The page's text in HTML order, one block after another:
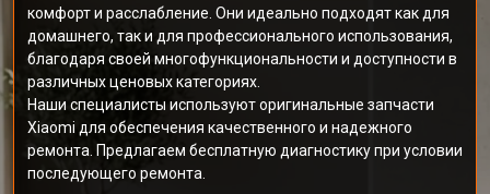
комфорт и расслабление. Они идеально подходят как для
домашнего, так и для профессионального использования,
благодаря своей многофункциональности и доступности в
различных ценовых категориях.
Наши специалисты используют оригинальные запчасти
Xiaomi для обеспечения качественного и надежного
ремонта. Предлагаем бесплатную диагностику при условии
последующего ремонта.